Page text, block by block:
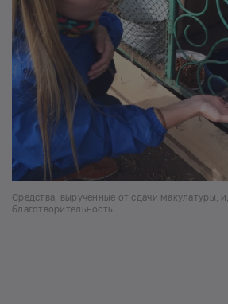
Средства, вырученные от сдачи макулатуры,
благотворительность